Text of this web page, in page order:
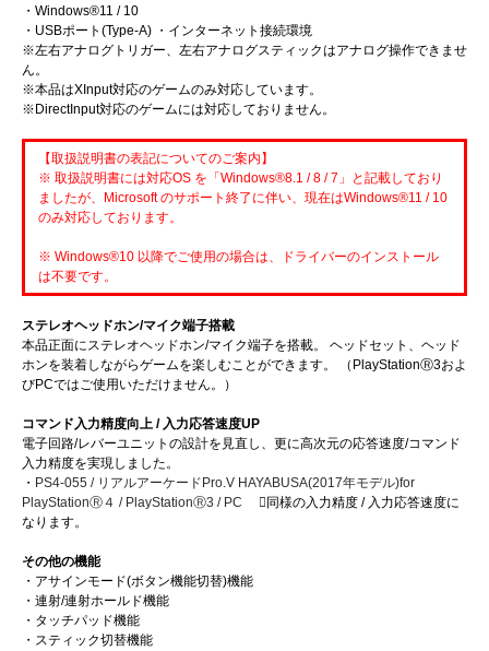
・Windows®11 / 10
・USBポート(Type-A) ・インターネット接続環境
※左右アナログトリガー、左右アナログスティックはアナログ操作できませ
ん。
※本品はXInput対応のゲームのみ対応しています。
※DirectInput対応のゲームには対応しておりません。
【取扱説明書の表記についてのご案内】
※ 取扱説明書には対応OS を「Windows®8.1 / 8 / 7」と記載しており
ましたが、Microsoft のサポート終了に伴い、現在はWindows®11 / 10
のみ対応しております。
※ Windows®10 以降でご使用の場合は、ドライバーのインストール
は不要です。
ステレオヘッドホン/マイク端子搭載
本品正面にステレオヘッドホン/マイク端子を搭載。 ヘッドセット、ヘッド
ホンを装着しながらゲームを楽しむことができます。 （PlayStationⓇ3およ
びPCではご使用いただけません。）
コマンド入力精度向上 / 入力応答速度UP
電子回路/レバーユニットの設計を見直し、更に高次元の応答速度/コマンド
入力精度を実現しました。
・ PS4-055 / リアルアーケードPro.V HAYABUSA(2017年モデル)for
PlayStationⓇ４ / PlayStationⓇ3 / PC
同様の入力精度 / 入力応答速度に
なります。
その他の機能
・アサインモード(ボタン機能切替)機能
・連射/連射ホールド機能
・タッチパッド機能
・スティック切替機能